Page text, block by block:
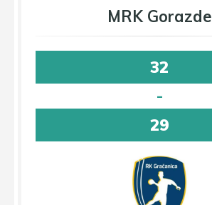
MRK Gorazde
32
-
29